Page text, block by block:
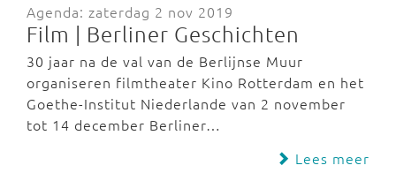
Agenda: zaterdag 2 nov 2019
Film | Berliner Geschichten
30 jaar na de val van de Berlijnse Muur
organiseren filmtheater Kino Rotterdam en het
Goethe-Institut Niederlande van 2 november
tot 14 december Berliner…
Lees meer